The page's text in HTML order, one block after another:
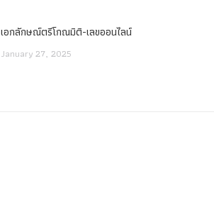
เอกลักษณ์ตรีโกณมิติ-เลขออนไลน์
January 27, 2025